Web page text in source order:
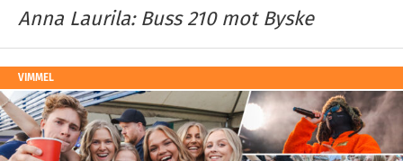
Anna Laurila: Buss 210 mot Byske
VIMMEL